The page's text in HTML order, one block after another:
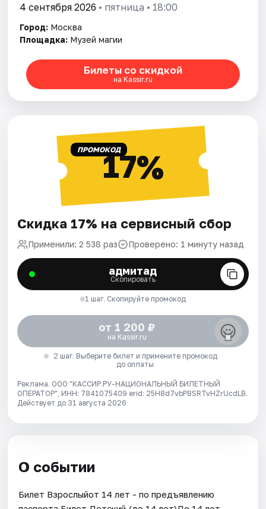
4 сентября 2026 • пятница • 18:00
Город: Москва
Площадка: Музей магии
Билеты со скидкой
на Kassir.ru
ПРОМОКОД17%
Скидка 17% на сервисный сбор
Применили: 2 538 раз Проверено: 1 минуту назад
адмитад
Скопировать
1 шаг. Скопируйте промокод
от 1 200 ₽
на Kassir.ru
2 шаг. Выберите билет и примените промокод
до оплаты
Реклама. ООО "КАССИР.РУ-НАЦИОНАЛЬНЫЙ БИЛЕТНЫЙ
ОПЕРАТОР", ИНН: 7841075409 erid: 25H8d7vbP8SRTvHZrUcdLB.
Действует до 31 августа 2026
О событии
Билет Взрослыйот 14 лет - по предъявлению